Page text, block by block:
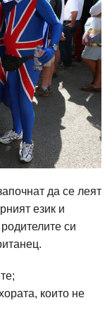
да се леят
език и
си
които не